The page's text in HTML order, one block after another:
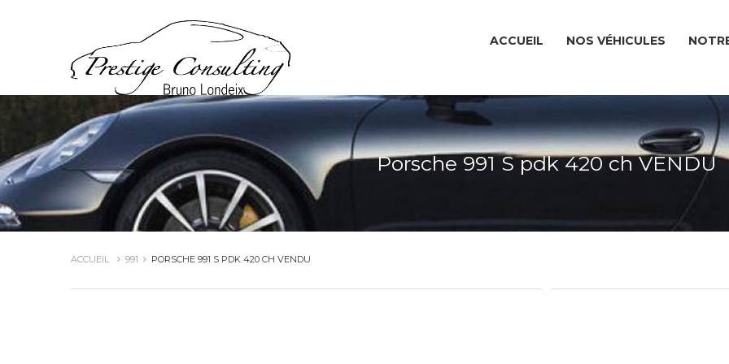
ACCUEIL NOS VÉHICULES
Porsche 991 S pdk 420 ch VENDU
ACCUEIL 991 PORSCHE 991 S PDK 420 CH VENDU